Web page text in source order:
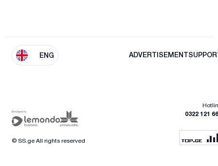
ENG ADVERTISEMENT
0322 121
© SS.ge All rights reserved